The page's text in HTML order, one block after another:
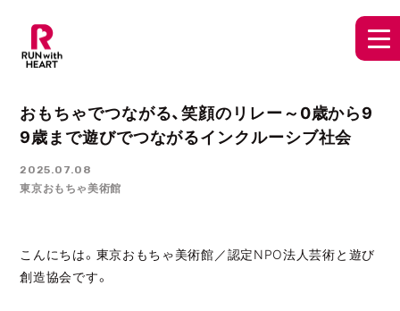
おもちゃでつながる、笑顔のリレー～0歳から9
9歳まで遊びでつながるインクルーシブ社会
2025.07.08
東京おもちゃ美術館
こんにちは。東京おもちゃ美術館／認定NPO法人芸術と遊び
創造協会です。